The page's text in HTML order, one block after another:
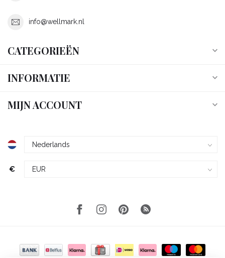
info@wellmark.nl
CATEGORIEËN
INFORMATIE
MIJN ACCOUNT
€